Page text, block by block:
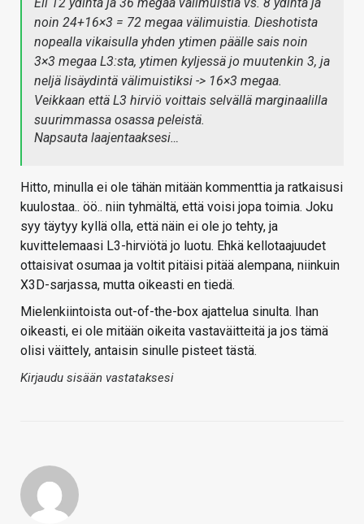
noin 24+16×3 = 72 megaa välimuistia. Dieshotista
nopealla vikaisulla yhden ytimen päälle sais noin
3×3 megaa L3:sta, ytimen kyljessä jo muutenkin 3, ja
neljä lisäydintä välimuistiksi -> 16×3 megaa.
Veikkaan että L3 hirviö voittais selvällä marginaalilla
suurimmassa osassa peleistä.
Napsauta laajentaaksesi…
Hitto, minulla ei ole tähän mitään kommenttia ja ratkaisusi
kuulostaa.. öö.. niin tyhmältä, että voisi jopa toimia. Joku
syy täytyy kyllä olla, että näin ei ole jo tehty, ja
kuvittelemaasi L3-hirviötä jo luotu. Ehkä kellotaajuudet
ottaisivat osumaa ja voltit pitäisi pitää alempana, niinkuin
X3D-sarjassa, mutta oikeasti en tiedä.
Mielenkiintoista out-of-the-box ajattelua sinulta. Ihan
oikeasti, ei ole mitään oikeita vastaväitteitä ja jos tämä
olisi väittely, antaisin sinulle pisteet tästä.
Kirjaudu sisään vastataksesi